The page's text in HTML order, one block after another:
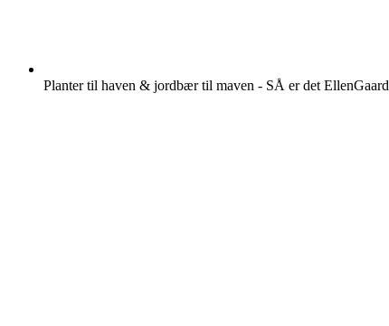
Planter til haven & jordbær til maven - SÅ er det EllenGaard